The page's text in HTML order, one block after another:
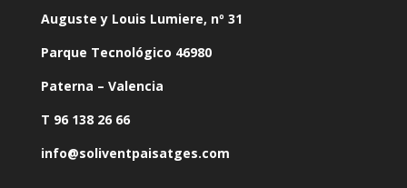
Auguste y Louis Lumiere, nº 31
Parque Tecnológico 46980
Paterna – Valencia
T 96 138 26 66
info@soliventpaisatges.com